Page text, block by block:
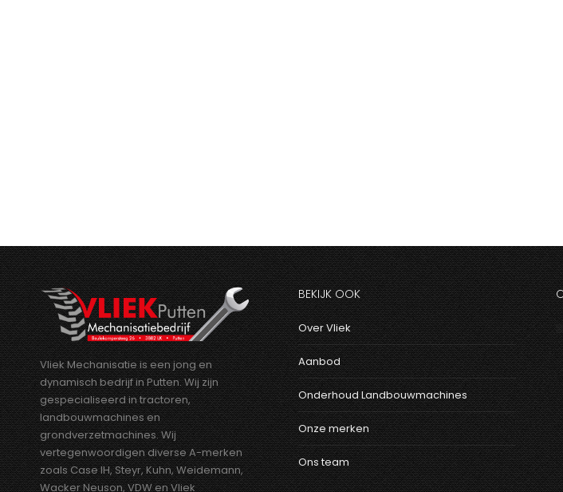
Vliek Mechanisatie is een jong en
dynamisch bedrijf in Putten. Wij zijn
gespecialiseerd in tractoren,
landbouwmachines en
grondverzetmachines. Wij
vertegenwoordigen diverse A-merken
zoals Case IH, Steyr, Kuhn, Weidemann,
Wacker Neuson, VDW en Vliek
BEKIJK OOK
Over Vliek
Aanbod
Onderhoud Landbouwmachines
Onze merken
Ons team